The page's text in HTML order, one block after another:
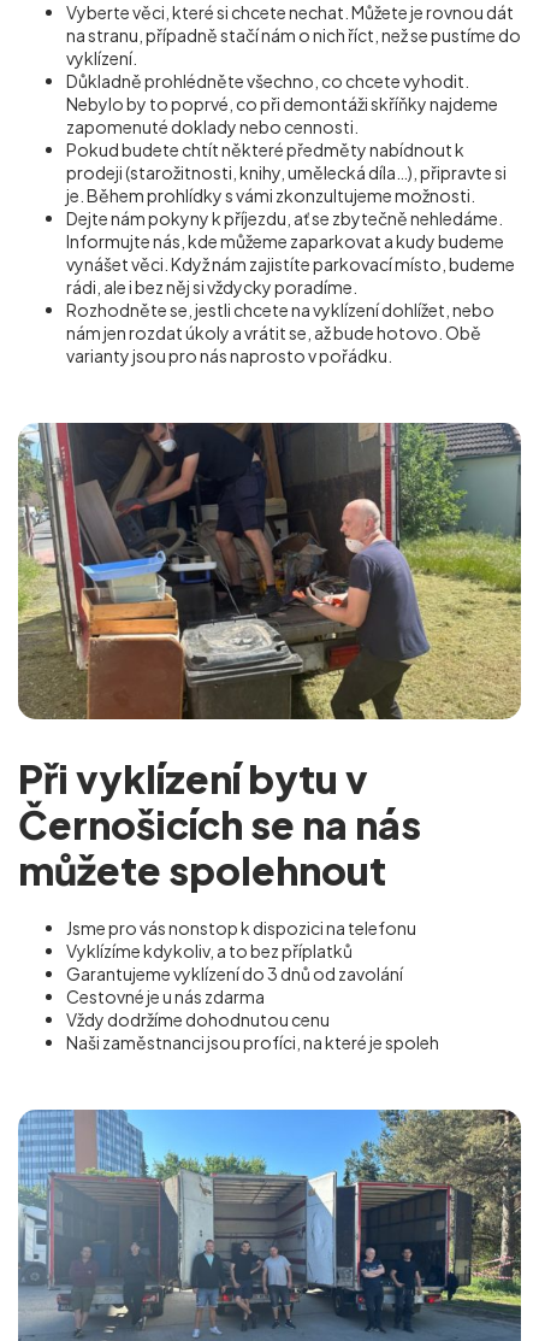
Vyberte věci, které si chcete nechat. Můžete je rovnou dát
na stranu, případně stačí nám o nich říct, než se pustíme do
vyklízení.
Důkladně prohlédněte všechno, co chcete vyhodit.
Nebylo by to poprvé, co při demontáži skříňky najdeme
zapomenuté doklady nebo cennosti.
Pokud budete chtít některé předměty nabídnout k
prodeji (starožitnosti, knihy, umělecká díla…), připravte si
je. Během prohlídky s vámi zkonzultujeme možnosti.
Dejte nám pokyny k příjezdu, ať se zbytečně nehledáme.
Informujte nás, kde můžeme zaparkovat a kudy budeme
vynášet věci. Když nám zajistíte parkovací místo, budeme
rádi, ale i bez něj si vždycky poradíme.
Rozhodněte se, jestli chcete na vyklízení dohlížet, nebo
nám jen rozdat úkoly a vrátit se, až bude hotovo. Obě
varianty jsou pro nás naprosto v pořádku.
Při vyklízení bytu v
Černošicích se na nás
můžete spolehnout
Jsme pro vás nonstop k dispozici na telefonu
Vyklízíme kdykoliv, a to bez příplatků
Garantujeme vyklízení do 3 dnů od zavolání
Cestovné je u nás zdarma
Vždy dodržíme dohodnutou cenu
Naši zaměstnanci jsou profíci, na které je spoleh